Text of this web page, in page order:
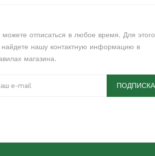
отписаться в любое время. Для этого
нашу контактную информацию в
магазина.